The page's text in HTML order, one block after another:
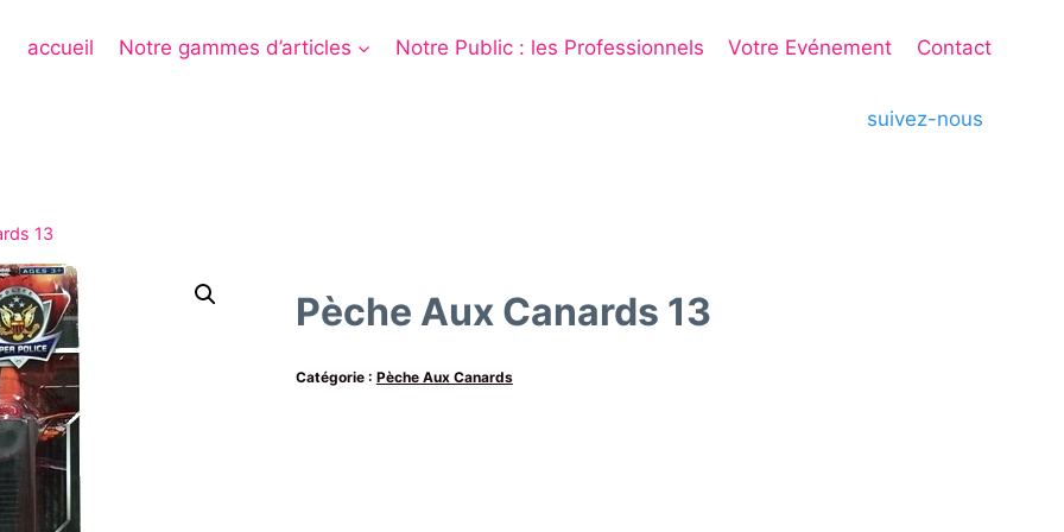
accueil Notre gammes d’articles Notre Public : les Professionnels Votre Evénement Contact
suivez-nous
13
Pèche Aux Canards 13
Catégorie : Pèche Aux Canards